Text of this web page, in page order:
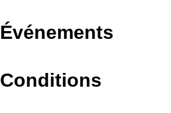
Événements
Conditions